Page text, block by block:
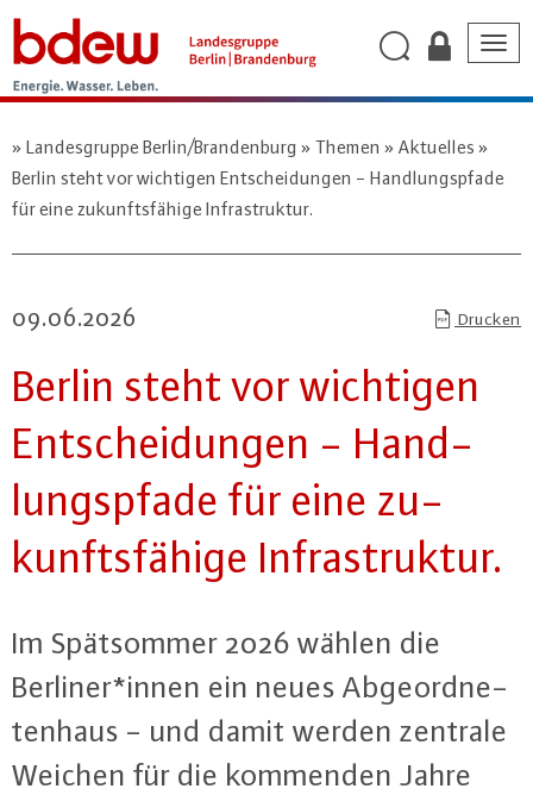
Landesgruppe Berlin/Brandenburg Themen
Aktuelles
Berlin steht vor wichtigen Entscheidungen - Handlungspfade
für eine zukunftsfähige Infrastruktur.
09.06.2026 Drucken
Berlin steht vor wichtigen
Ent­schei­dun­gen - Hand­
lungs­pfa­de für eine zu­
kunfts­fä­hi­ge In­fra­struk­tur.
Im Spät­som­mer 2026 wählen die
Berliner*innen ein neues Ab­ge­ord­ne­
ten­haus - und damit werden zentrale
Weichen für die kommenden Jahre